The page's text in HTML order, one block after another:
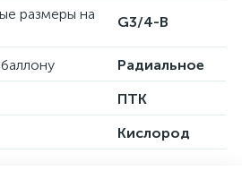
размеры на
G3/4-В
Радиальное
ПТК
Кислород